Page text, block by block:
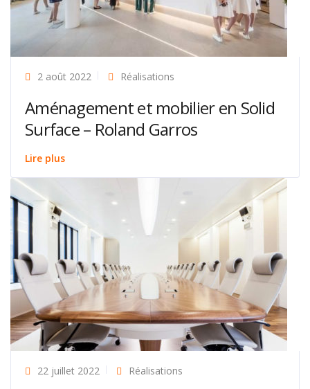
2 août 2022 Réalisations
Aménagement et mobilier en Solid
Surface – Roland Garros
Lire plus
22 juillet 2022 Réalisations